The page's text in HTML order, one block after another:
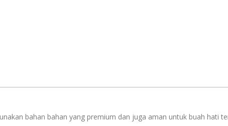
bahan bahan yang premium dan juga aman untuk buah hati